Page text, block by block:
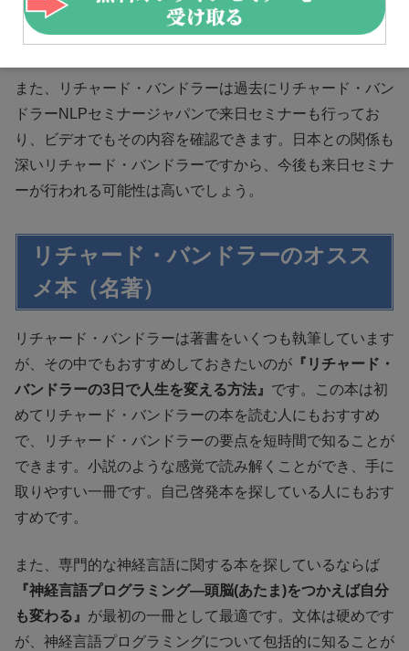
たものを選んで受講してみましょう。こうしたセミナーに
通えば、NLPの資格を取得することも可能です。
また、リチャード・バンドラーは過去にリチャード・バン
ドラーNLPセミナージャパンで来日セミナーも行ってお
り、ビデオでもその内容を確認できます。日本との関係も
深いリチャード・バンドラーですから、今後も来日セミナ
ーが行われる可能性は高いでしょう。
リチャード・バンドラーのオスス
メ本（名著）
リチャード・バンドラーは著書をいくつも執筆しています
が、その中でもおすすめしておきたいのが 『リチャード・
バンドラーの3日で人生を変える方法』 です。この本は初
めてリチャード・バンドラーの本を読む人にもおすすめ
で、リチャード・バンドラーの要点を短時間で知ることが
できます。小説のような感覚で読み解くことができ、手に
取りやすい一冊です。自己啓発本を探している人にもおす
すめです。
また、専門的な神経言語に関する本を探しているならば
『神経言語プログラミング―頭脳(あたま)をつかえば自分
も変わる』 が最初の一冊として最適です。文体は硬めです
が、神経言語プログラミングについて包括的に知ることが